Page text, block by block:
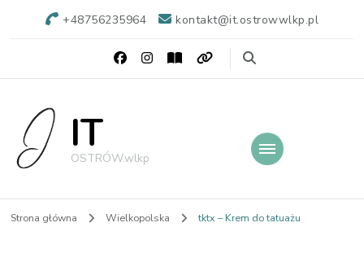
+48756235964 kontakt@it.ostrowwlkp.pl
IT
OSTRÓW.wlkp
Strona główna Wielkopolska tktx – Krem do tatuażu